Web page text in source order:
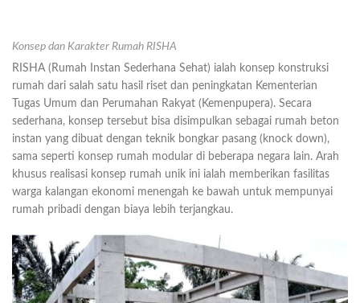
Konsep dan Karakter Rumah RISHA
RISHA (Rumah Instan Sederhana Sehat) ialah konsep konstruksi
rumah dari salah satu hasil riset dan peningkatan Kementerian
Tugas Umum dan Perumahan Rakyat (Kemenpupera). Secara
sederhana, konsep tersebut bisa disimpulkan sebagai rumah beton
instan yang dibuat dengan teknik bongkar pasang (knock down),
sama seperti konsep rumah modular di beberapa negara lain. Arah
khusus realisasi konsep rumah unik ini ialah memberikan fasilitas
warga kalangan ekonomi menengah ke bawah untuk mempunyai
rumah pribadi dengan biaya lebih terjangkau.